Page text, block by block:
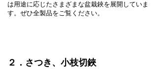
は用途に応じたさまざまな盆栽鋏を展開していま
す。ぜひ全製品をご覧ください。
２．さつき、小枝切鋏